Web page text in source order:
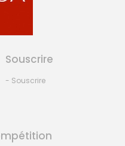
Souscrire
- Souscrire